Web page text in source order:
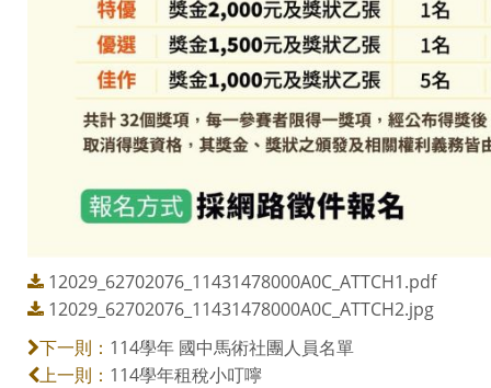
12029_62702076_11431478000A0C_ATTCH1.pdf
12029_62702076_11431478000A0C_ATTCH2.jpg
下一則： 114學年 國中馬術社團人員名單
上一則： 114學年租稅小叮嚀